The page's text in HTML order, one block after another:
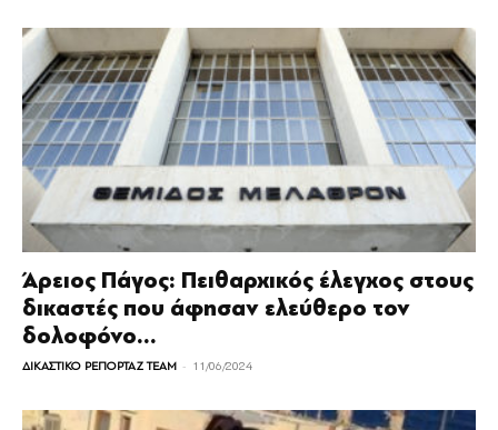
Άρειος Πάγος: Πειθαρχικός έλεγχος στους
δικαστές που άφησαν ελεύθερο τον
δολοφόνο...
ΔΙΚΑΣΤΙΚΟ ΡΕΠΟΡΤΑΖ TEAM - 11/06/2024